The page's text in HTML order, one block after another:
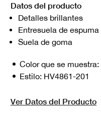
Datos del producto
Detalles brillantes
Entresuela de espuma
Suela de goma
Color que se muestra:
Estilo: HV4861-201
Ver Datos del Producto